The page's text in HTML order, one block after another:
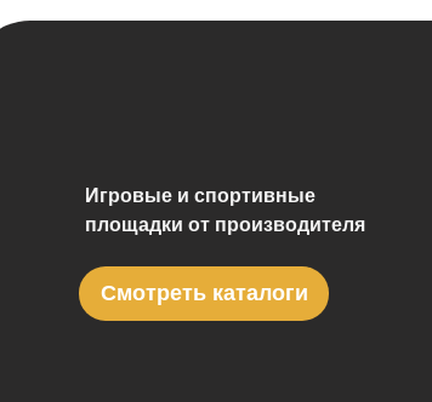
Смотреть каталоги
Игровые и спортивные
площадки от производителя